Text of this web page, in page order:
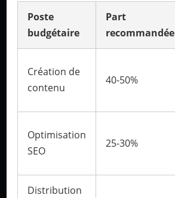
Poste
budgétaire
Part
recommandée
Création de
contenu
40-50%
Optimisation
SEO
25-30%
Distribution